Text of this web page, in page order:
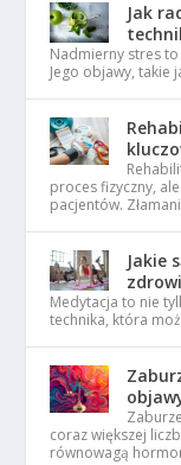
Jak
Nadmierny stres
Jego objawy, takie
proces fizyczny,
pacjentów.
Jakie
Medytacja to nie
technika, która
coraz większej
równowagą